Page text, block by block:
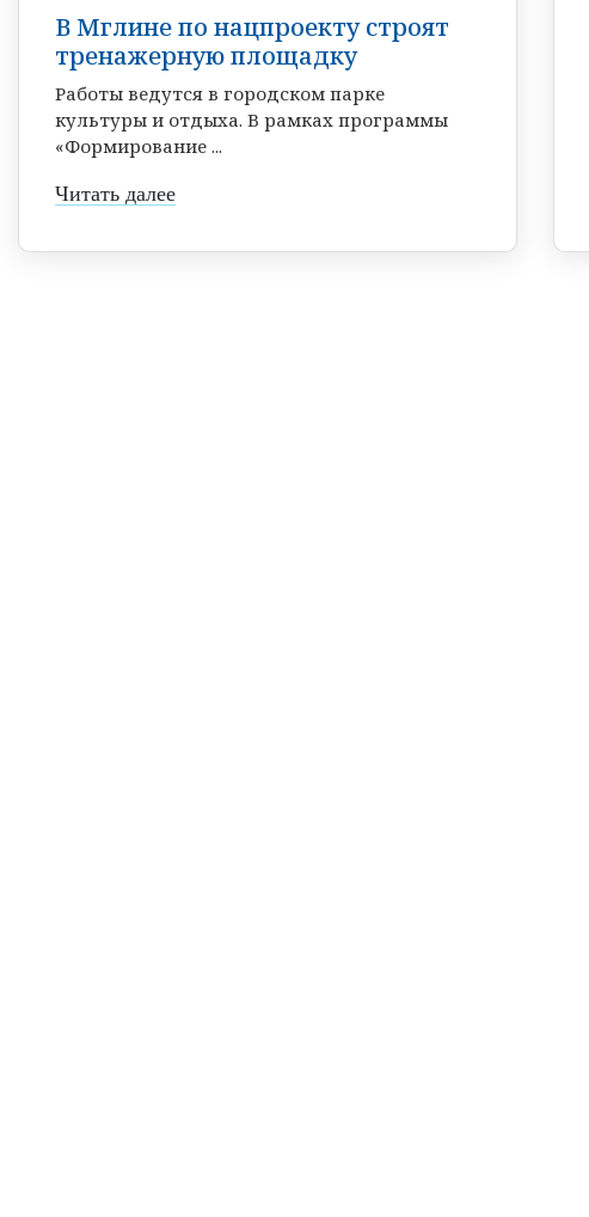
В Мглине по нацпроекту строят
тренажерную площадку
Работы ведутся в городском парке
культуры и отдыха. В рамках программы
«Формирование ...
Читать далее